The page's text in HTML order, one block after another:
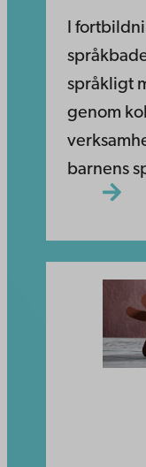
​I
språkligt
genom
barnens